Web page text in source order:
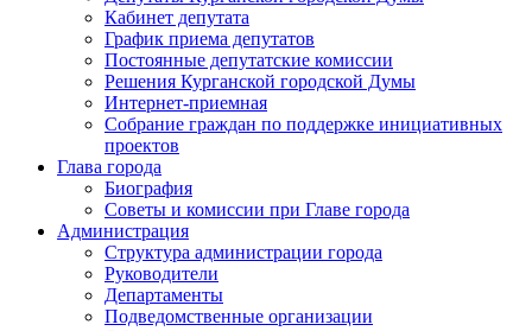
Кабинет депутата
График приема депутатов
Постоянные депутатские комиссии
Решения Курганской городской Думы
Интернет-приемная
Собрание граждан по поддержке инициативных
проектов
Глава города
Биография
Советы и комиссии при Главе города
Администрация
Структура администрации города
Руководители
Департаменты
Подведомственные организации